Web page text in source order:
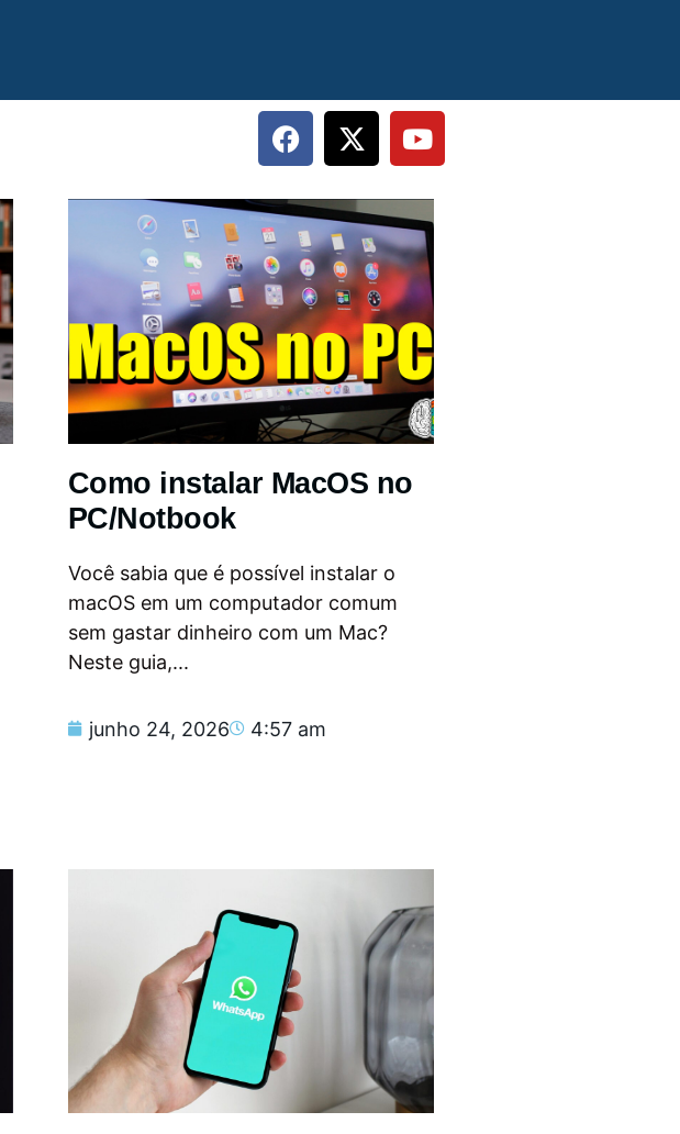
Como instalar MacOS no
PC/Notbook
Você sabia que é possível instalar o
macOS em um computador comum
sem gastar dinheiro com um Mac?
Neste guia,...
junho 24, 2026 4:57 am